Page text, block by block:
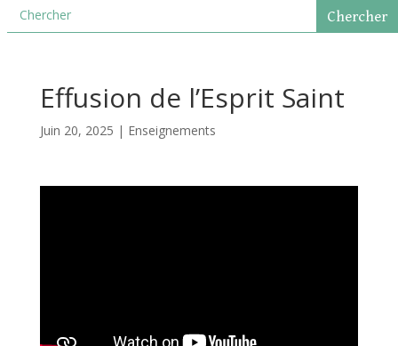
Effusion de l’Esprit Saint
Juin 20, 2025 | Enseignements